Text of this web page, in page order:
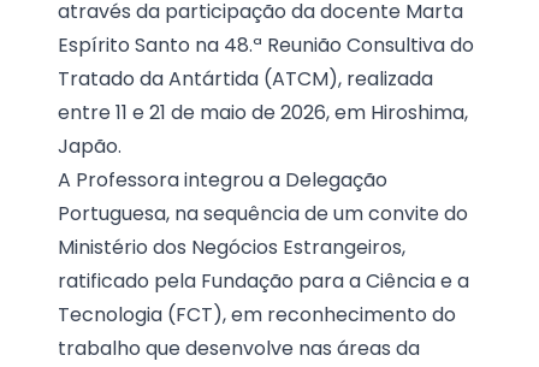
através da participação da docente Marta
Espírito Santo na 48.ª Reunião Consultiva do
Tratado da Antártida (ATCM), realizada
entre 11 e 21 de maio de 2026, em Hiroshima,
Japão.
A Professora integrou a Delegação
Portuguesa, na sequência de um convite do
Ministério dos Negócios Estrangeiros,
ratificado pela Fundação para a Ciência e a
Tecnologia (FCT), em reconhecimento do
trabalho que desenvolve nas áreas da